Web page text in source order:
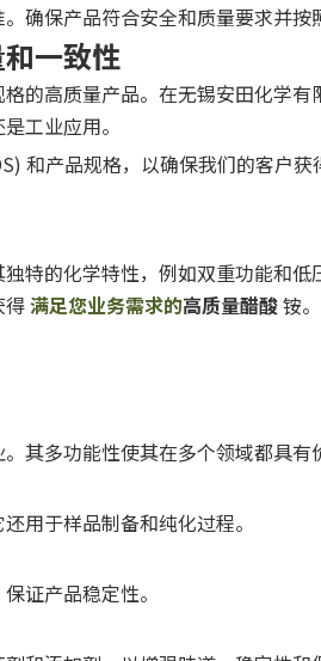
确保产品符合安全和质量要求并按
一致性
的高质量产品。在无锡​​安田化学
工业应用。
和产品规格，以确保我们的客户
特的化学特性，例如双重功能和
得满足您业务需求的高质量醋酸铵。
其多功能性使其在多个领域都具有
用于样品制备和纯化过程。
证产品稳定性。